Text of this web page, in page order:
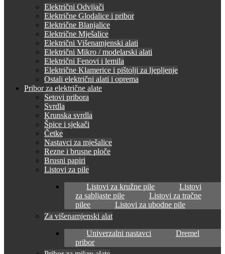
Električni Odvijači
Električne Glodalice i pribor
Električne Blanjalice
Električne Mješalice
Električni Višenamjenski alati
Električni Mikro / modelarski alati
Električni Fenovi i lemila
Električne Klamerice i pištolji za ljepljenje
Ostali električni alati i oprema
Pribor za električne alate
Setovi pribora
Svrdla
Krunska svrdla
Špice i sjekači
Četke
Nastavci za mješalice
Rezne i brusne ploče
Brusni papiri
Listovi za pile
Listovi za kružne pile
Listovi
za sabljaste pile
Listovi za tračne
pilee
Listovi za ubodne pile
Za višenamjenski alat
Univerzalni nastavci
Dremel
pribor